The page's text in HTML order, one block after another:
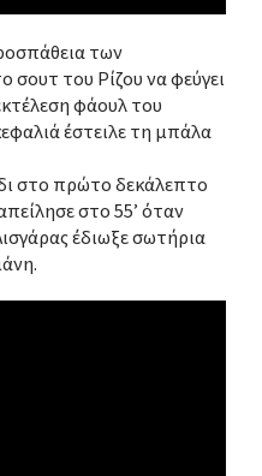
των
σουτ του Ρίζου να φεύγει
φάουλ του
έστειλε τη μπάλα
στο πρώτο δεκάλεπτο
στο 55’ όταν
έδιωξε σωτήρια